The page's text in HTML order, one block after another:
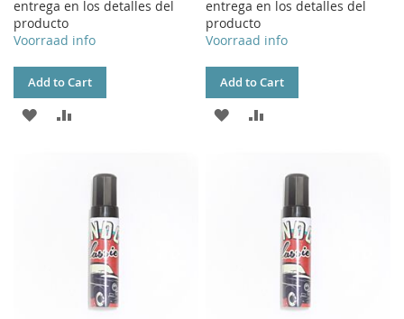
entrega en los detalles del
producto
Voorraad info
Add to Cart
ADD
COMPARE
entrega en los detalles del
producto
Voorraad info
Add to Cart
ADD
COMPARE